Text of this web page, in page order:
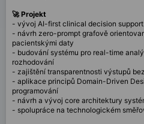
🚀 Projekt
- vývoj AI-first clinical decision
- návrh zero-prompt grafově
pacientskými daty
- budování systému pro real-time
rozhodování
- zajištění transparentnosti výstupů
- aplikace principů Domain-Driven
programování
- návrh a vývoj core architektury
- spolupráce na technologickém